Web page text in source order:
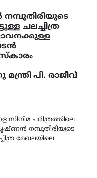
ചലച്ചിത്ര
പി. രാജീവ്
സിനിമ ചരിത്രത്തിലെ
നമ്പൂതിരിയുടെ
മേഖലയിലെ